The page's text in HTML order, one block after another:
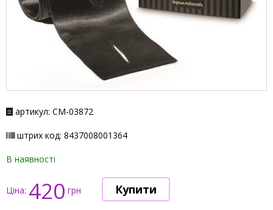
артикул: СМ-03872
штрих код: 8437008001364
В наявності
Ціна: 420 грн